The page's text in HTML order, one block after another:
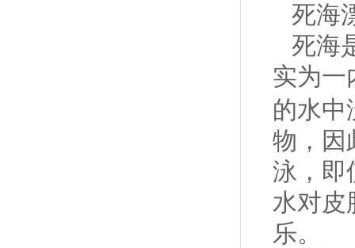
死海
死海
实为一
的水中
物，因
泳，即
水对皮
乐。